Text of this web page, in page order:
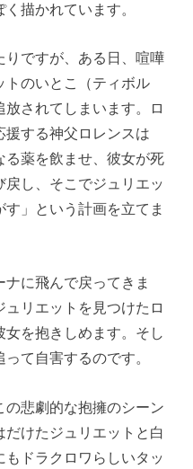
描かれています。
りですが、ある日、喧嘩
トのいとこ（ティボル
放されてしまいます。ロ
援する神父ロレンスは
る薬を飲ませ、彼女が死
し、そこでジュリエッ
す」という計画を立てま
に飛んで戻ってきま
リエットを見つけたロ
女を抱きしめます。そし
て自害するのです。
の悲劇的な抱擁のシーン
けたジュリエットと白
ドラクロワらしいタッ